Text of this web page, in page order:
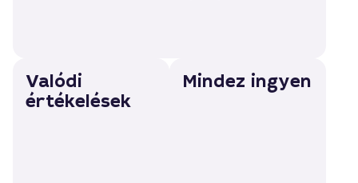
Valódi
értékelések
Mindez ingyen